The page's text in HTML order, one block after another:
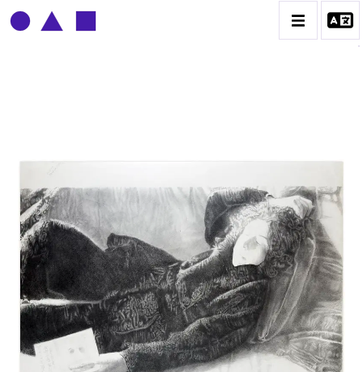
BIOGRAPHIE
CATALOGUE DES OEUVRES
CONTACT